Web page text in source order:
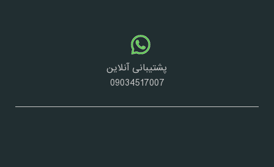
پشتیبانی آنلاین
09034517007